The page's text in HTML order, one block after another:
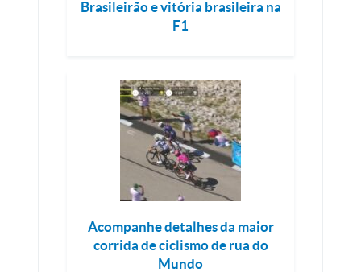
Brasileirão e vitória brasileira na
F1
Acompanhe detalhes da maior
corrida de ciclismo de rua do
Mundo